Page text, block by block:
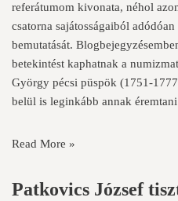
referátumom kivonata, néhol
csatorna sajátosságaiból
bemutatását.
betekintést kaphatnak a
György pécsi püspök (1751-
belül is leginkább annak
Read More »
Patkovics József